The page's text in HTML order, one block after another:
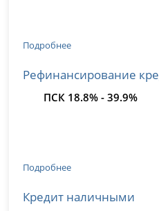
Подробнее
Рефинансирование
ПСК 18.8% - 39.9%
Подробнее
Кредит наличными